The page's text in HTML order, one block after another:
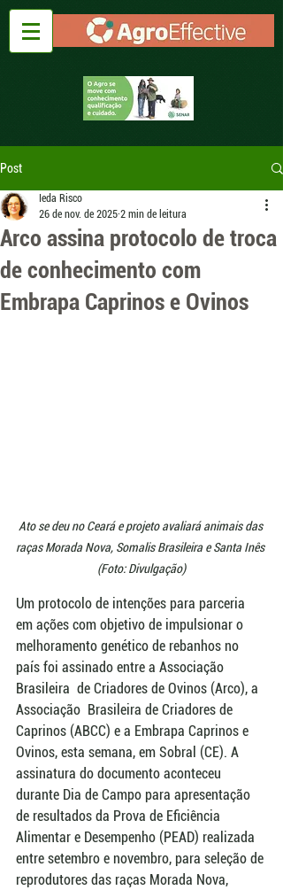
Post
Arco assina protocolo de troca
de conhecimento com
Embrapa Caprinos e Ovinos
Ieda Risco
26 de nov. de 2025 2 min de leitura
Ato se deu no Ceará e projeto avaliará animais das
raças Morada Nova, Somalis Brasileira e Santa Inês
(Foto: Divulgação)
Um protocolo de intenções para parceria
em ações com objetivo de impulsionar o
melhoramento genético de rebanhos no
país foi assinado entre a Associação
Brasileira  de Criadores de Ovinos (Arco), a
Associação  Brasileira de Criadores de
Caprinos (ABCC) e a Embrapa Caprinos e
Ovinos, esta semana, em Sobral (CE). A
assinatura do documento aconteceu
durante Dia de Campo para apresentação
de resultados da Prova de Eficiência
Alimentar e Desempenho (PEAD) realizada
entre setembro e novembro, para seleção de
reprodutores das raças Morada Nova,